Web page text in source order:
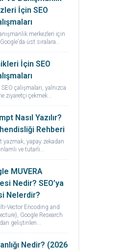
İçin SEO
merkezleri için
üst sıralara...
İçin SEO
çalışmaları, yalnızca
ziyaretçi çekmek...
Nasıl Yazılır?
Rehberi
yazmak, yapay zekadan
ve tutarlı...
MUVERA
Nedir? SEO’ya
Nelerdir?
Vector Encoding and
Google Research
geliştirilen...
Nedir? (2026